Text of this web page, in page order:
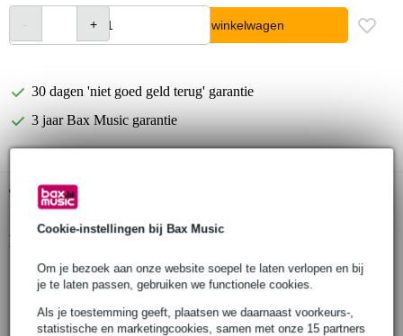
Cookie-instellingen bij Bax Music
Om je bezoek aan onze website soepel te laten verlopen en bij
je te laten passen, gebruiken we functionele cookies.
Als je toestemming geeft, plaatsen we daarnaast voorkeurs-,
statistische en marketingcookies, samen met onze 15 partners
In winkelwagen
30 dagen 'niet goed geld terug' garantie
3 jaar Bax Music garantie
Gratis ophalen in de winkel
Productinformatie
aantal producten: 1 coupler
type: halfcoupler met Easy Grip-handgreep
compatibiliteit: buizen Ø48–51 mm